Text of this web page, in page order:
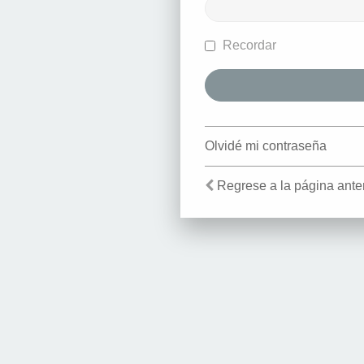
Recordar
Olvidé mi contraseña
Regrese a la página